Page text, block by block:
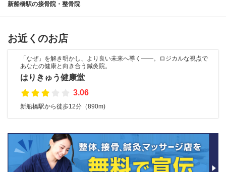
新船橋駅の接骨院・整骨院
お近くのお店
「なぜ」を解き明かし、より良い未来へ導く――。ロジカルな視点で
あなたの健康と向き合う鍼灸院。
はりきゅう健康堂
3.06
新船橋駅から徒歩12分（890m)